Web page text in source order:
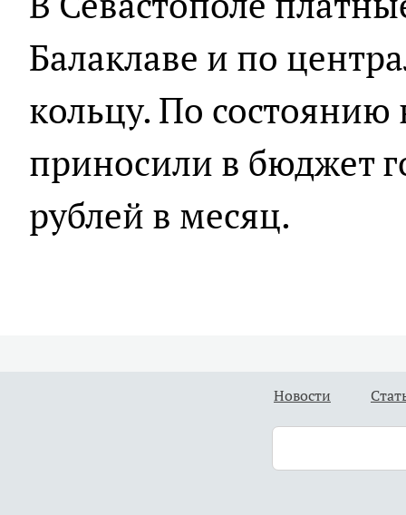
Балаклаве и по
кольцу. По состоянию
приносили в бюджет
рублей в месяц.
Новости